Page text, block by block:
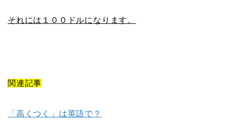
それには１００ドルになります。
関連記事
「高くつく」は英語で？